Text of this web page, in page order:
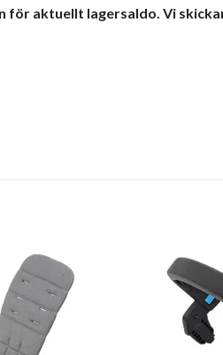
för aktuellt lagersaldo. Vi